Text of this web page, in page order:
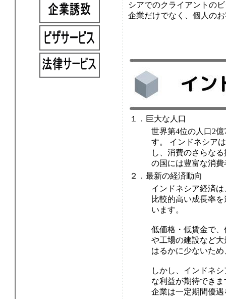
シアでのクライアントの
企業だけでなく、個人の
１．巨大な人口
世界第4位の人口2
す。 インドネシア
し、消費のさらな
の国には豊富な消
２．最新の経済動向
インドネシア経済
比較的高い成長率
います。
低価格・低賃金で
や工場の建設など
はるかに少ないた
しかし、インドネ
な利益が期待でき
企業は一定期間優